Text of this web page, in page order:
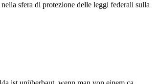
sfera di protezione delle leggi federali sulla